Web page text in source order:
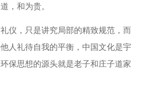
，和为贵。
仪，只是讲究局部的精致规范，而
人礼待自我的平衡，中国文化是宇
保思想的源头就是老子和庄子道家